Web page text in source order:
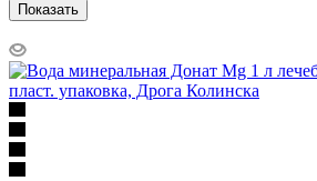
Показать